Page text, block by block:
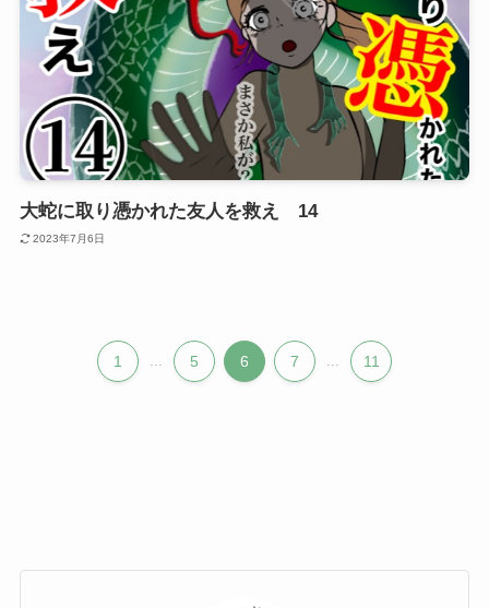
大蛇に取り憑かれた友人を救え 14
2023年7月6日
1 ... 5 6 7 ... 11